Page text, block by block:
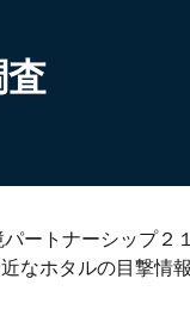
ートナーシップ２
なホタルの目撃情